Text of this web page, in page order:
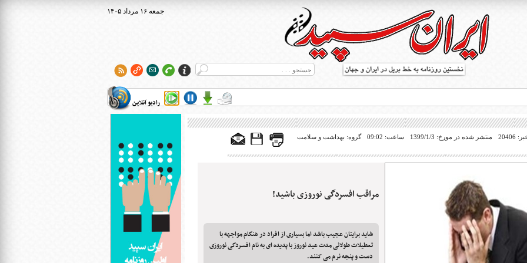
۱۴۰۵ جمعه ۱۶ مرداد
رادیو آنلاین
بریل در جهان
منتشر شده در مورخ: 1399/1/3 ساعت: 09:02 گروه: بهداشت و سلامت
مراقب افسردگی نوروزی باشید!
شاید برایتان عجیب باشد اما بسیاری از افراد در هنگام مواجهه با
تعطیلات طولانی مدت عید نوروز با پدیده ای به نام افسردگی نوروزی
دست و پنجه نرم می کنند.